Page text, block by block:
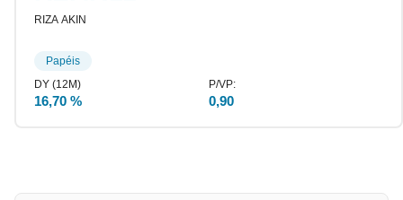
RIZA AKIN
16,70 % 0,90
Papéis